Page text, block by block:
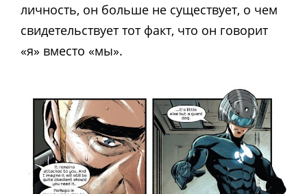
личность, он больше не существует, о чем
свидетельствует тот факт, что он говорит
«я» вместо «мы».